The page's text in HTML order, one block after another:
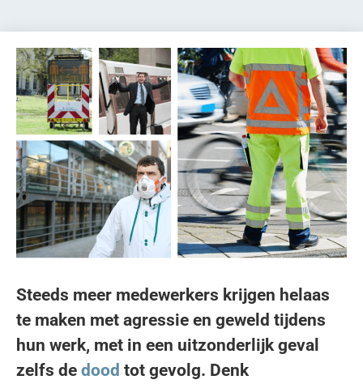
Steeds meer medewerkers krijgen helaas
te maken met agressie en geweld tijdens
hun werk, met in een uitzonderlijk geval
zelfs de dood tot gevolg. Denk